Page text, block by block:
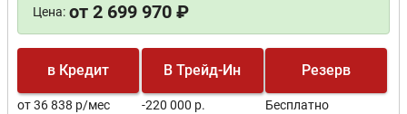
Цена: от 2 699 970 ₽
в Кредит
от 36 838 р/мес
В Трейд-Ин
-220 000 р.
Резерв
Бесплатно